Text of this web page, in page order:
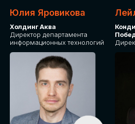
Юлия Яровикова
Холдинг Аква
Директор департамента
информационных технологий